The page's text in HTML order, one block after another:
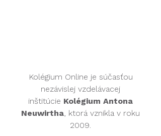
Kolégium Online je súčasťou
nezávislej vzdelávacej
inštitúcie Kolégium Antona
Neuwirtha, ktorá vznikla v roku
2009.